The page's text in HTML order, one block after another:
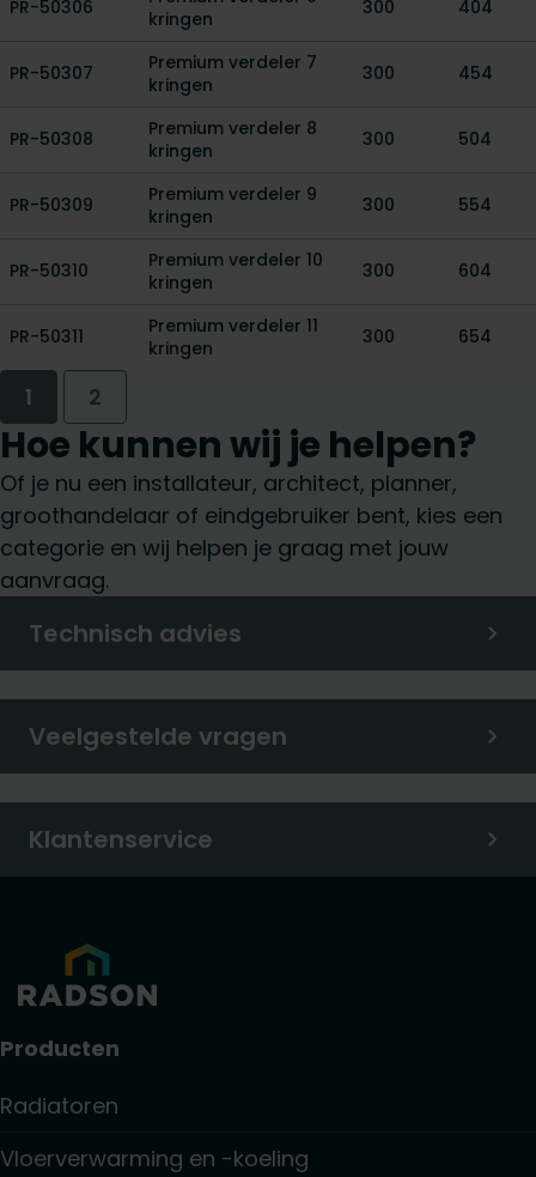
PR-50306
kringen
300 404
PR-50307
Premium verdeler 7
kringen
300 454
PR-50308
Premium verdeler 8
kringen
300 504
PR-50309
Premium verdeler 9
kringen
300 554
PR-50310
Premium verdeler 10
kringen
300 604
PR-50311
Premium verdeler 11
kringen
300 654
1 2
Hoe kunnen wij je helpen?
Of je nu een installateur, architect, planner,
groothandelaar of eindgebruiker bent, kies een
categorie en wij helpen je graag met jouw
aanvraag.
Technisch advies
Veelgestelde vragen
Klantenservice
Producten
Radiatoren
Vloerverwarming en -koeling